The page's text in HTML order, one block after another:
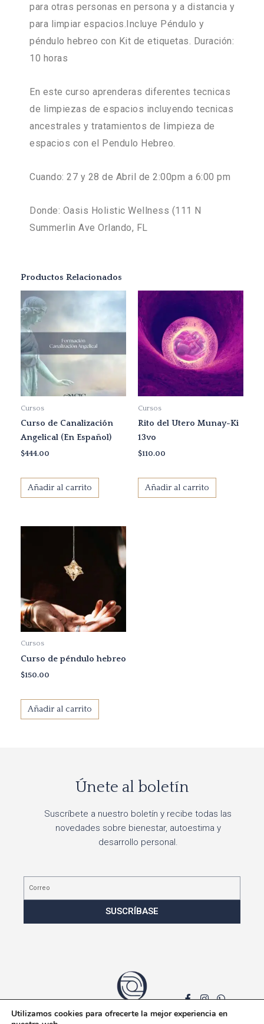
para otras personas en persona y a distancia y
para limpiar espacios.Incluye Péndulo y
péndulo hebreo con Kit de etiquetas. Duración:
10 horas
En este curso aprenderas diferentes tecnicas
de limpiezas de espacios incluyendo tecnicas
ancestrales y tratamientos de limpieza de
espacios con el Pendulo Hebreo.
Cuando: 27 y 28 de Abril de 2:00pm a 6:00 pm
Donde: Oasis Holistic Wellness (111 N
Summerlin Ave Orlando, FL
Productos Relacionados
Cursos
Curso de Canalización
Angelical (En Español)
$444.00
Añadir al carrito
Cursos
Rito del Utero Munay-Ki
13vo
$110.00
Añadir al carrito
Cursos
Curso de péndulo hebreo
$150.00
Añadir al carrito
Únete al boletín
Suscríbete a nuestro boletín y recibe todas las
novedades sobre bienestar, autoestima y
desarrollo personal.
Correo
SUSCRÍBASE
Política de privacidad
Utilizamos cookies para ofrecerte la mejor experiencia en